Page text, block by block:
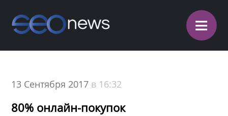
≡
13 Сентября 2017 в 16:32
80% онлайн-покупок